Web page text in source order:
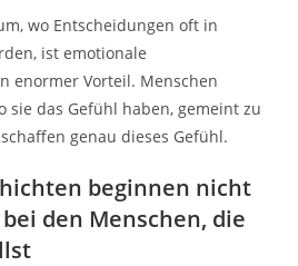
wo Entscheidungen oft in
ist emotionale
enormer Vorteil. Menschen
sie das Gefühl haben, gemeint zu
genau dieses Gefühl.
beginnen nicht
den Menschen, die